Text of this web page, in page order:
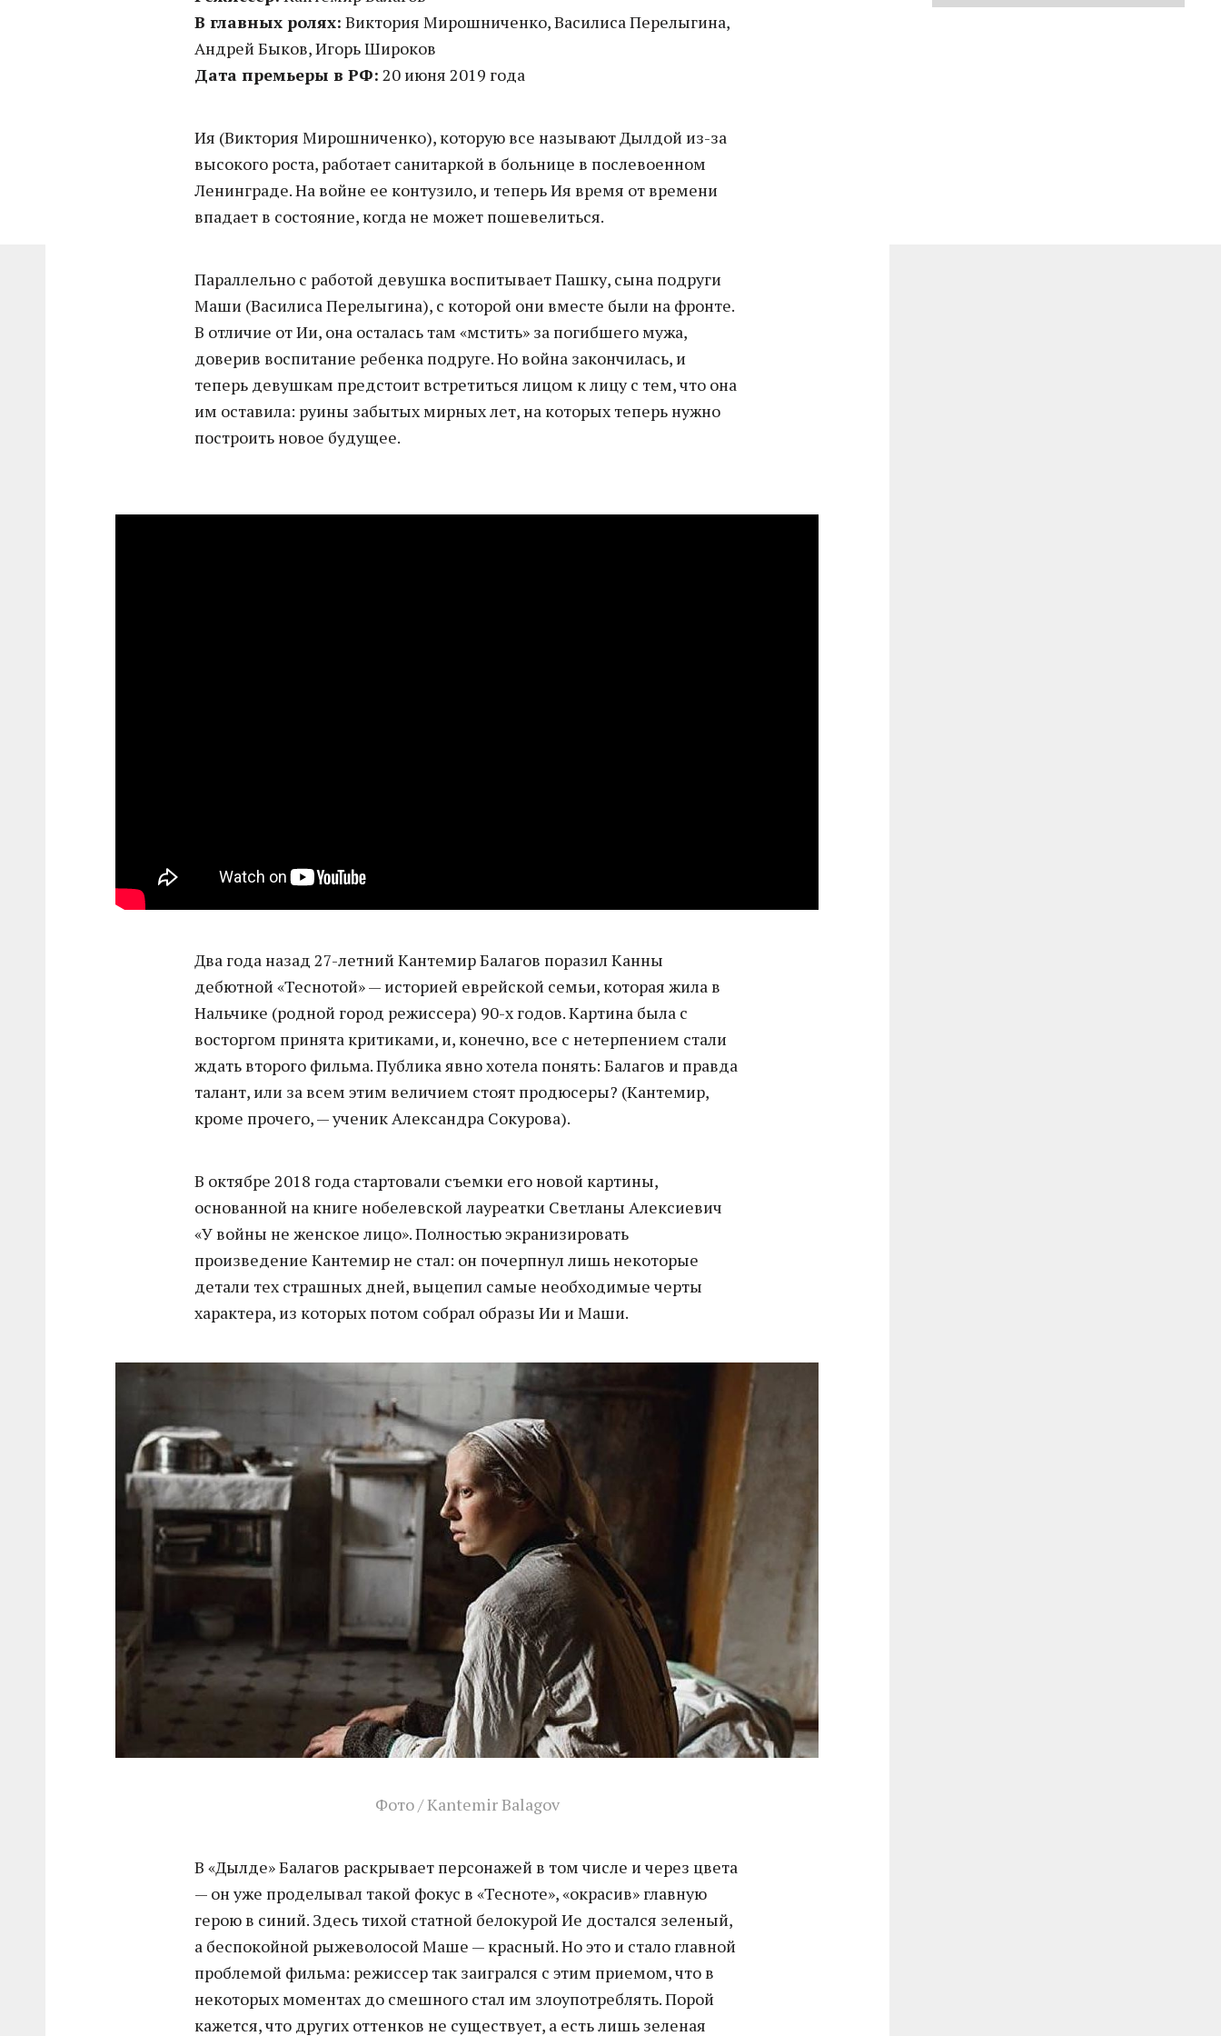
В главных ролях: Виктория Мирошниченко, Василиса Перелыгина,
Андрей Быков, Игорь Широков
Дата премьеры в РФ: 20 июня 2019 года
Ия (Виктория Мирошниченко), которую все называют Дылдой из-за
высокого роста, работает санитаркой в больнице в послевоенном
Ленинграде. На войне ее контузило, и теперь Ия время от времени
впадает в состояние, когда не может пошевелиться.
Параллельно с работой девушка воспитывает Пашку, сына подруги
Маши (Василиса Перелыгина), с которой они вместе были на фронте.
В отличие от Ии, она осталась там «мстить» за погибшего мужа,
доверив воспитание ребенка подруге. Но война закончилась, и
теперь девушкам предстоит встретиться лицом к лицу с тем, что она
им оставила: руины забытых мирных лет, на которых теперь нужно
построить новое будущее.
Два года назад 27-летний Кантемир Балагов поразил Канны
дебютной «Теснотой» — историей еврейской семьи, которая жила в
Нальчике (родной город режиссера) 90-х годов. Картина была с
восторгом принята критиками, и, конечно, все с нетерпением стали
ждать второго фильма. Публика явно хотела понять: Балагов и правда
талант, или за всем этим величием стоят продюсеры? (Кантемир,
кроме прочего, — ученик Александра Сокурова).
В октябре 2018 года стартовали съемки его новой картины,
основанной на книге нобелевской лауреатки Светланы Алексиевич
«У войны не женское лицо». Полностью экранизировать
произведение Кантемир не стал: он почерпнул лишь некоторые
детали тех страшных дней, выцепил самые необходимые черты
характера, из которых потом собрал образы Ии и Маши.
Фото / Kantemir Balagov
В «Дылде» Балагов раскрывает персонажей в том числе и через цвета
— он уже проделывал такой фокус в «Тесноте», «окрасив» главную
герою в синий. Здесь тихой статной белокурой Ие достался зеленый,
а беспокойной рыжеволосой Маше — красный. Но это и стало главной
проблемой фильма: режиссер так заигрался с этим приемом, что в
некоторых моментах до смешного стал им злоупотреблять. Порой
кажется, что других оттенков не существует, а есть лишь зеленая